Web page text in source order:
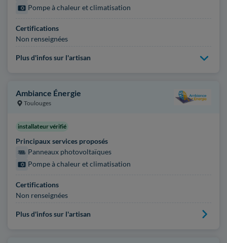
Pompe à chaleur et climatisation
Certifications
Non renseignées
Plus d'infos sur l'artisan
Ambiance Énergie
Toulouges
installateur vérifié
Principaux services proposés
Panneaux photovoltaïques
Pompe à chaleur et climatisation
Certifications
Non renseignées
Plus d'infos sur l'artisan